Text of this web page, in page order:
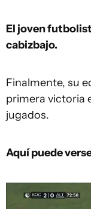
El joven
cabizbajo.
Finalmente, su
primera victoria
jugados.
Aquí puede